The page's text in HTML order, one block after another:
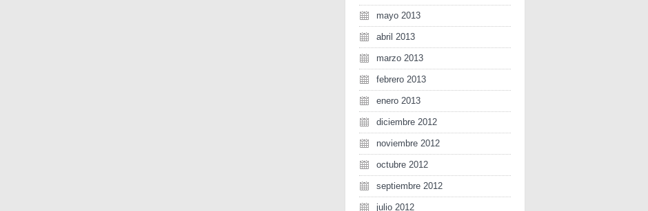
mayo 2013
abril 2013
marzo 2013
febrero 2013
enero 2013
diciembre 2012
noviembre 2012
octubre 2012
septiembre 2012
julio 2012